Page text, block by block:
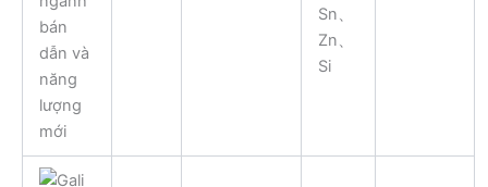
Sn、
Zn、
Si